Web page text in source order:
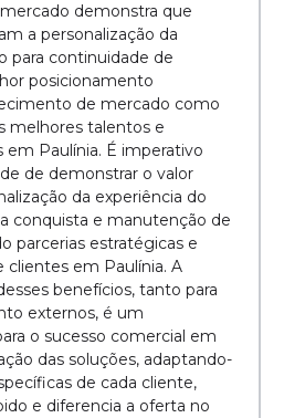
demonstra que
a personalização da
para continuidade de
posicionamento
de mercado como
melhores talentos e
em Paulínia. É imperativo
de demonstrar o valor
da experiência do
conquista e manutenção de
parcerias estratégicas e
clientes em Paulínia. A
benefícios, tanto para
externos, é um
o sucesso comercial em
das soluções, adaptando-
de cada cliente,
e diferencia a oferta no